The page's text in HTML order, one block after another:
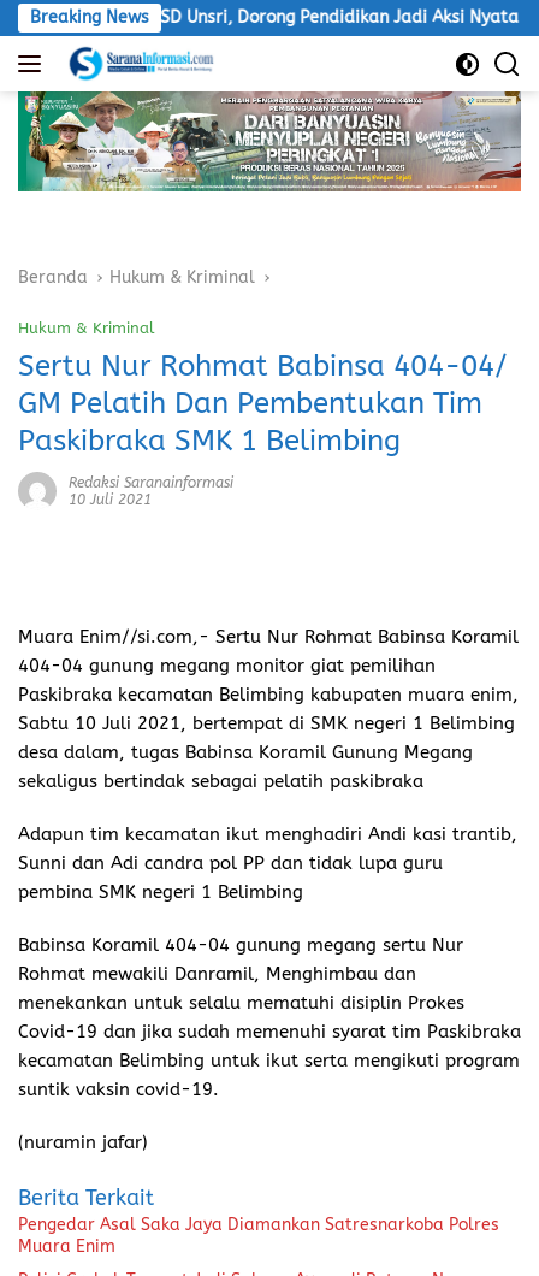
Langsung
ke
konten
Breaking News
PGSD Unsri, Dorong Pendidikan Jadi Aksi Nyata
Beranda Hukum & Kriminal
Hukum & Kriminal
Sertu Nur Rohmat Babinsa 404-04/
GM Pelatih Dan Pembentukan Tim
Paskibraka SMK 1 Belimbing
Redaksi Saranainformasi
10 Juli 2021
Muara Enim//si.com,- Sertu Nur Rohmat Babinsa Koramil
404-04 gunung megang monitor giat pemilihan
Paskibraka kecamatan Belimbing kabupaten muara enim,
Sabtu 10 Juli 2021, bertempat di SMK negeri 1 Belimbing
desa dalam, tugas Babinsa Koramil Gunung Megang
sekaligus bertindak sebagai pelatih paskibraka
Adapun tim kecamatan ikut menghadiri Andi kasi trantib,
Sunni dan Adi candra pol PP dan tidak lupa guru
pembina SMK negeri 1 Belimbing
Babinsa Koramil 404-04 gunung megang sertu Nur
Rohmat mewakili Danramil, Menghimbau dan
menekankan untuk selalu mematuhi disiplin Prokes
Covid-19 dan jika sudah memenuhi syarat tim Paskibraka
kecamatan Belimbing untuk ikut serta mengikuti program
suntik vaksin covid-19.
(nuramin jafar)
Berita Terkait
Pengedar Asal Saka Jaya Diamankan Satresnarkoba Polres
Muara Enim